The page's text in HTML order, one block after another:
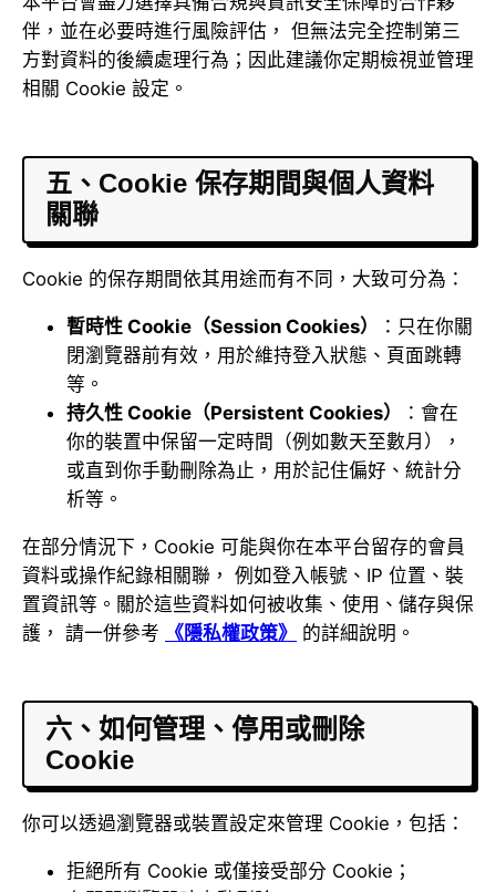
伴，並在必要時進行風險評估， 但無法完全控制第三
方對資料的後續處理行為；因此建議你定期檢視並管理
相關 Cookie 設定。
五、Cookie 保存期間與個人資料
關聯
Cookie 的保存期間依其用途而有不同，大致可分為：
暫時性 Cookie（Session Cookies）
：只在你關
閉瀏覽器前有效，用於維持登入狀態、頁面跳轉
等。
持久性 Cookie（Persistent Cookies）
：會在
你的裝置中保留一定時間（例如數天至數月），
或直到你手動刪除為止，用於記住偏好、統計分
析等。
在部分情況下，Cookie 可能與你在本平台留存的會員
資料或操作紀錄相關聯， 例如登入帳號、IP 位置、裝
置資訊等。關於這些資料如何被收集、使用、儲存與保
護， 請一併參考
《隱私權政策》 的詳細說明。
六、如何管理、停用或刪除
Cookie
你可以透過瀏覽器或裝置設定來管理 Cookie，包括：
拒絕所有 Cookie 或僅接受部分 Cookie；